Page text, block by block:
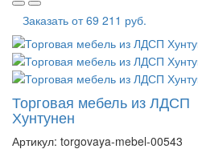
Заказать от69 211 руб.
Торговая мебель из ЛДСП
Хунтунен
Артикул: torgovaya-mebel-00543